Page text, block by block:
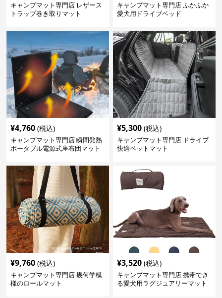
キャンプマット専門店 レザース
トラップ巻き取りマット
キャンプマット専門店 ふかふか
愛犬用ドライブベッド
¥4,760 (税込)
キャンプマット専門店 瞬間発熱
ポータブル電源式座布団マット
¥5,300 (税込)
キャンプマット専門店 ドライブ
快適ペットマット
¥9,760 (税込)
キャンプマット専門店 幾何学模
様のロールマット
¥3,520 (税込)
キャンプマット専門店 携帯でき
る愛犬用ラグジュアリーマット